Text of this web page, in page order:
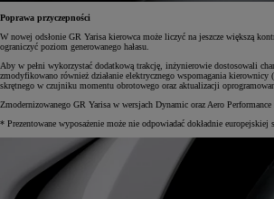
Poprawa przyczepności
W nowej odsłonie GR Yarisa kierowca może liczyć na jeszcze większą
ograniczyć poziom generowanego hałasu.
Aby w pełni wykorzystać dodatkową trakcję, inżynierowie dostosowali
zmodyfikowano również działanie elektrycznego wspomagania
skrętnego w czujniku momentu obrotowego oraz aktualizacji
Zmodernizowanego GR Yarisa w wersjach Dynamic oraz Aero
* Prezentowane wyposażenie może nie odpowiadać dokładnie europejskiej